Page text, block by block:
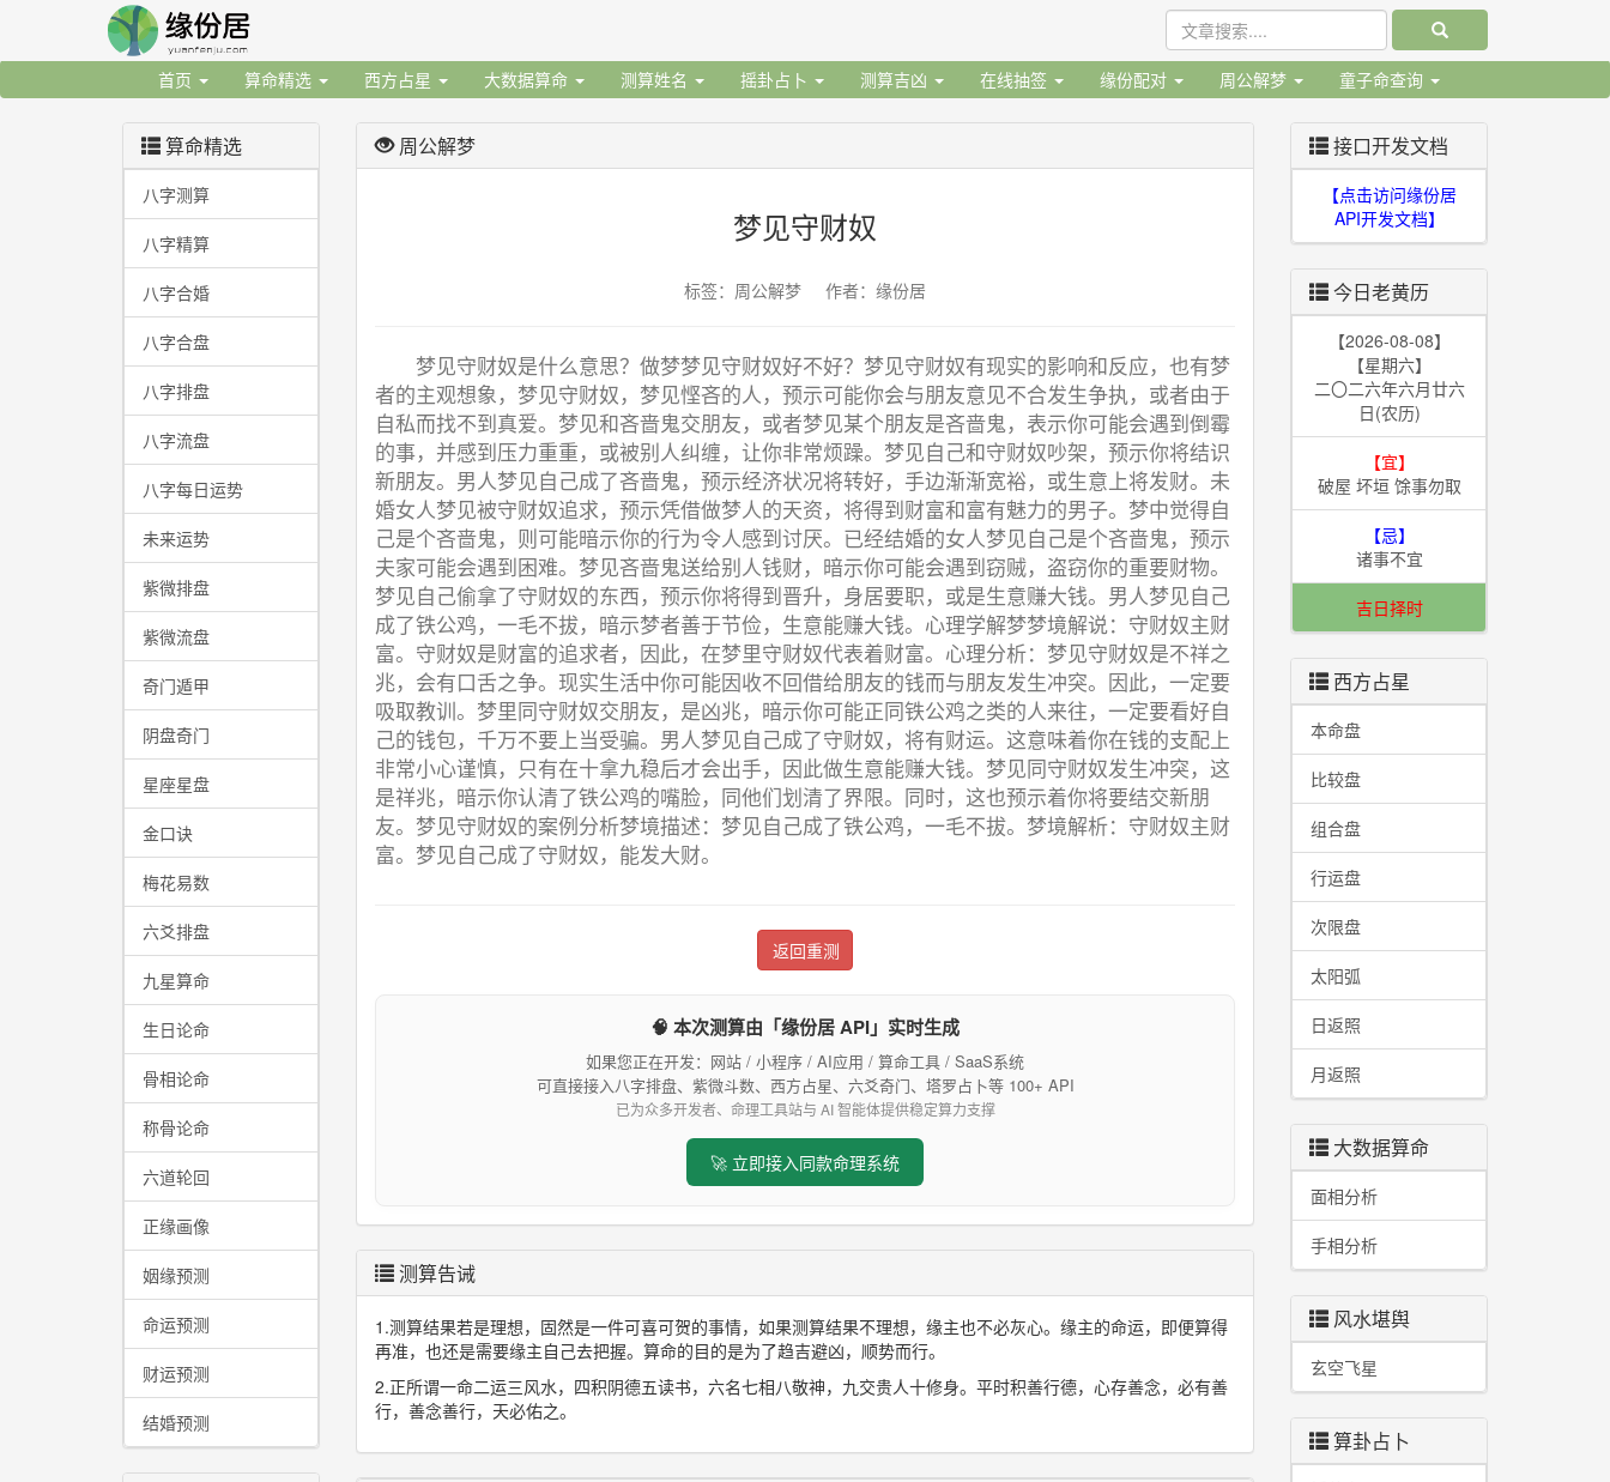
首页 算命精选 西方占星 大数据算命 测算姓名 摇卦占卜 测算吉凶 在线抽签 缘份配对 周公解梦 童子命查询
算命精选
八字测算
八字精算
八字合婚
八字合盘
八字排盘
八字流盘
八字每日运势
未来运势
紫微排盘
紫微流盘
奇门遁甲
阴盘奇门
星座星盘
金口诀
梅花易数
六爻排盘
九星算命
生日论命
骨相论命
称骨论命
六道轮回
正缘画像
姻缘预测
命运预测
财运预测
结婚预测
周公解梦
梦见守财奴
标签：周公解梦 作者：缘份居
梦见守财奴是什么意思？做梦梦见守财奴好不好？梦见守财奴有现实的影响和反应，也有梦
者的主观想象，梦见守财奴，梦见悭吝的人，预示可能你会与朋友意见不合发生争执，或者由于
自私而找不到真爱。梦见和吝啬鬼交朋友，或者梦见某个朋友是吝啬鬼，表示你可能会遇到倒霉
的事，并感到压力重重，或被别人纠缠，让你非常烦躁。梦见自己和守财奴吵架，预示你将结识
新朋友。男人梦见自己成了吝啬鬼，预示经济状况将转好，手边渐渐宽裕，或生意上将发财。未
婚女人梦见被守财奴追求，预示凭借做梦人的天资，将得到财富和富有魅力的男子。梦中觉得自
己是个吝啬鬼，则可能暗示你的行为令人感到讨厌。已经结婚的女人梦见自己是个吝啬鬼，预示
夫家可能会遇到困难。梦见吝啬鬼送给别人钱财，暗示你可能会遇到窃贼，盗窃你的重要财物。
梦见自己偷拿了守财奴的东西，预示你将得到晋升，身居要职，或是生意赚大钱。男人梦见自己
成了铁公鸡，一毛不拔，暗示梦者善于节俭，生意能赚大钱。心理学解梦梦境解说：守财奴主财
富。守财奴是财富的追求者，因此，在梦里守财奴代表着财富。心理分析：梦见守财奴是不祥之
兆，会有口舌之争。现实生活中你可能因收不回借给朋友的钱而与朋友发生冲突。因此，一定要
吸取教训。梦里同守财奴交朋友，是凶兆，暗示你可能正同铁公鸡之类的人来往，一定要看好自
己的钱包，千万不要上当受骗。男人梦见自己成了守财奴，将有财运。这意味着你在钱的支配上
非常小心谨慎，只有在十拿九稳后才会出手，因此做生意能赚大钱。梦见同守财奴发生冲突，这
是祥兆，暗示你认清了铁公鸡的嘴脸，同他们划清了界限。同时，这也预示着你将要结交新朋
友。梦见守财奴的案例分析梦境描述：梦见自己成了铁公鸡，一毛不拔。梦境解析：守财奴主财
富。梦见自己成了守财奴，能发大财。
返回重测
🧠 本次测算由「缘份居 API」实时生成
如果您正在开发：网站 / 小程序 / AI应用 / 算命工具 / SaaS系统
可直接接入八字排盘、紫微斗数、西方占星、六爻奇门、塔罗占卜等 100+ API
已为众多开发者、命理工具站与 AI 智能体提供稳定算力支撑
🚀 立即接入同款命理系统
测算告诫
1.测算结果若是理想，固然是一件可喜可贺的事情，如果测算结果不理想，缘主也不必灰心。缘主的命运，即便算得
再准，也还是需要缘主自己去把握。算命的目的是为了趋吉避凶，顺势而行。
2.正所谓一命二运三风水，四积阴德五读书，六名七相八敬神，九交贵人十修身。平时积善行德，心存善念，必有善
行，善念善行，天必佑之。
接口开发文档
【点击访问缘份居
API开发文档】
今日老黄历
【2026-08-08】
【星期六】
二〇二六年六月廿六
日(农历)
【宜】
破屋 坏垣 馀事勿取
【忌】
诸事不宜
吉日择时
西方占星
本命盘
比较盘
组合盘
行运盘
次限盘
太阳弧
日返照
月返照
大数据算命
面相分析
手相分析
风水堪舆
玄空飞星
算卦占卜